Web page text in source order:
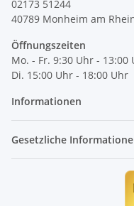
02173 51244
40789 Monheim am
Öffnungszeiten
Mo. - Fr. 9:30 Uhr - 13:00
Di. 15:00 Uhr - 18:00 Uhr
Informationen
Gesetzliche